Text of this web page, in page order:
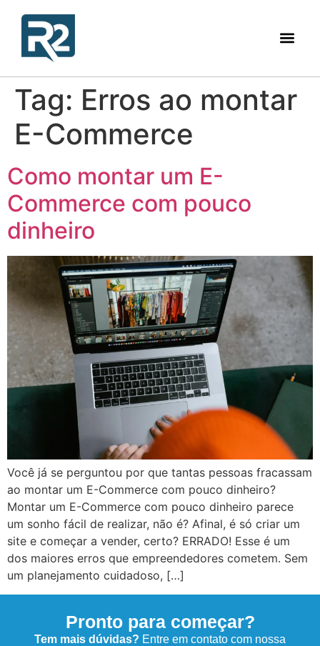
Tag: Erros ao montar
E-Commerce
Como montar um E-
Commerce com pouco
dinheiro
Você já se perguntou por que tantas pessoas fracassam
ao montar um E-Commerce com pouco dinheiro?
Montar um E-Commerce com pouco dinheiro parece
um sonho fácil de realizar, não é? Afinal, é só criar um
site e começar a vender, certo? ERRADO! Esse é um
dos maiores erros que empreendedores cometem. Sem
um planejamento cuidadoso, […]
Pronto para começar?
Tem mais dúvidas? Entre em contato com nossa